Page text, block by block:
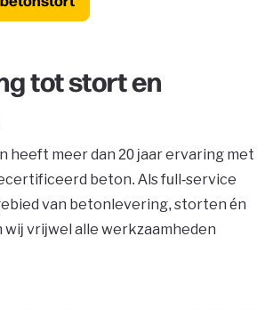
tot stort en
heeft meer dan 20 jaar ervaring met
beton. Als full-service
van betonlevering, storten én
vrijwel alle werkzaamheden